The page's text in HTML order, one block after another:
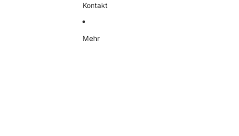
Kontakt
Mehr